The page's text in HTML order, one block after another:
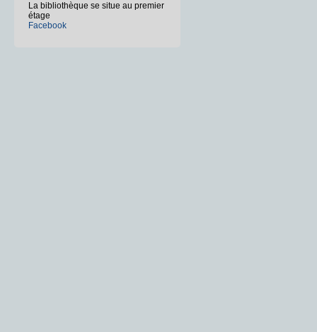
La bibliothèque se situe au premier
étage
Facebook